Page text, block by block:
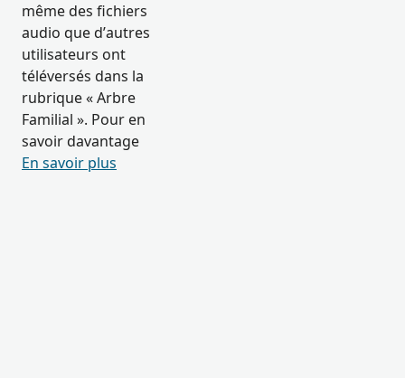
même des fichiers
audio que d’autres
utilisateurs ont
téléversés dans la
rubrique « Arbre
Familial ». Pour en
savoir davantage
En savoir plus